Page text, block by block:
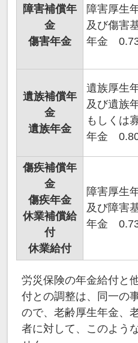
障害補償年
金
傷害年金
障害厚生
及び傷害
年金
遺族補償年
金
遺族年金
遺族厚生
及び遺族
もしくは
年金
傷疾補償年
金
傷疾年金
休業補償給
付
休業給付
障害厚生
及び障害
年金
労災保険の年金給付と
付との調整は、同一の
ので、老齢厚生年金、
者に対して、このよう